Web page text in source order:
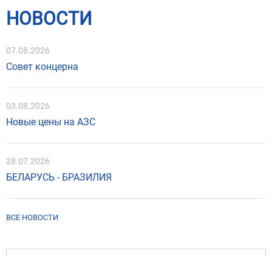
НОВОСТИ
07.08.2026
Совет концерна
03.08.2026
Новые цены на АЗС
28.07.2026
БЕЛАРУСЬ - БРАЗИЛИЯ
ВСЕ НОВОСТИ